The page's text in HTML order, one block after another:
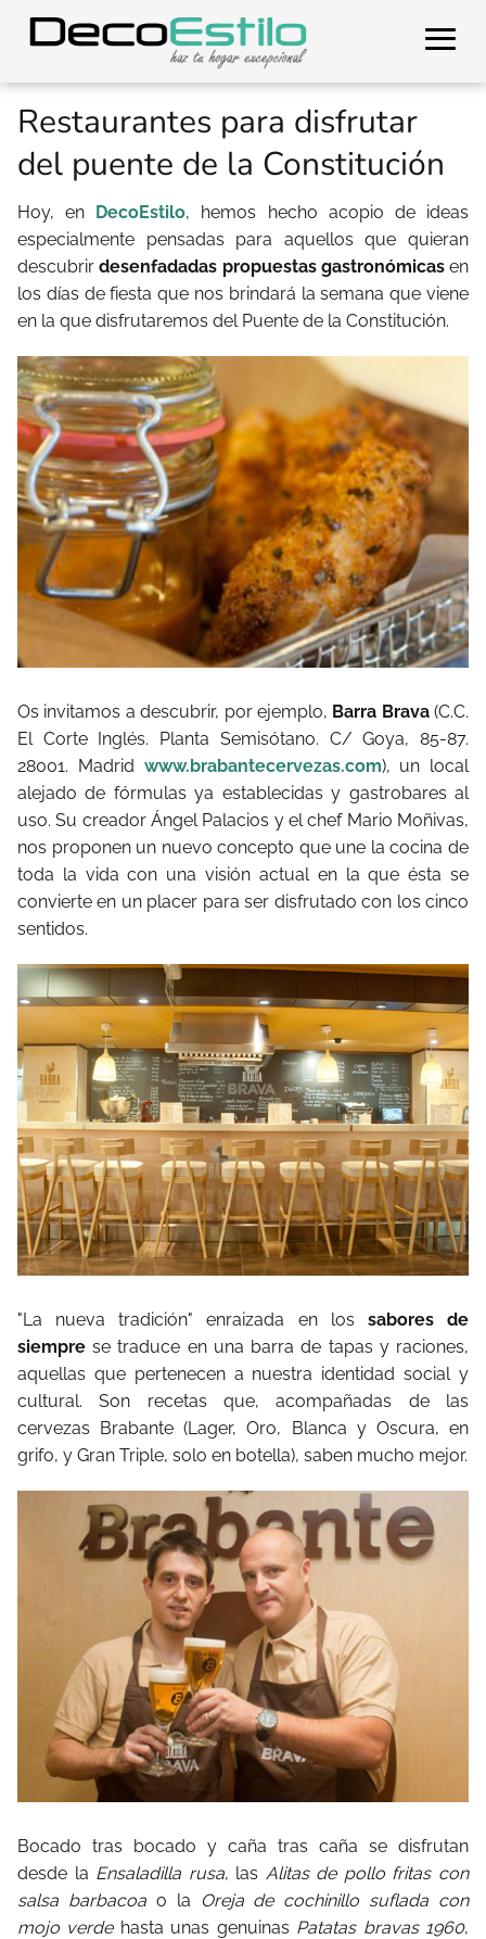
Restaurantes para disfrutar
del puente de la Constitución
Hoy, en DecoEstilo, hemos hecho acopio de ideas
especialmente pensadas para aquellos que quieran
descubrirdesenfadadas propuestas gastronómicasen
los días de fiesta que nos brindará la semana que viene
en la que disfrutaremos del Puente de la Constitución.
Os invitamos a descubrir, por ejemplo, Barra Brava(C.C.
El Corte Inglés. Planta Semisótano. C/ Goya, 85-87.
28001. Madrid www.brabantecervezas.com), un local
alejado de fórmulas ya establecidas y gastrobares al
uso. Su creador Ángel Palacios y el chef Mario Moñivas,
nos proponen un nuevo concepto que une la cocina de
toda la vida con una visión actual en la que ésta se
convierte en un placer para ser disfrutado con los cinco
sentidos.
"La nueva tradición" enraizada en los sabores de
siempre se traduce en una barra de tapas y raciones,
aquellas que pertenecen a nuestra identidad social y
cultural. Son recetas que, acompañadas de las
cervezas Brabante (Lager, Oro, Blanca y Oscura, en
grifo, y Gran Triple, solo en botella), saben mucho mejor.
Bocado tras bocado y caña tras caña se disfrutan
desde la Ensaladilla rusa, las Alitas de pollo fritas con
salsa barbacoao la
Oreja de cochinillo suflada con
mojo verdehasta unas genuinas Patatas bravas 1960,